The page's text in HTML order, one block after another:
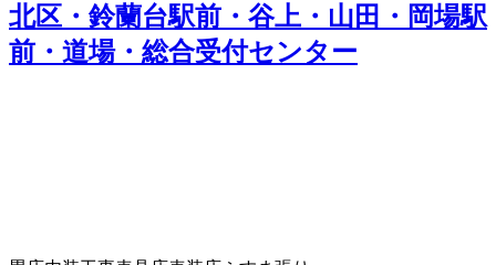
北区・鈴蘭台駅前・谷上・山田・岡場駅
前・道場・総合受付センター